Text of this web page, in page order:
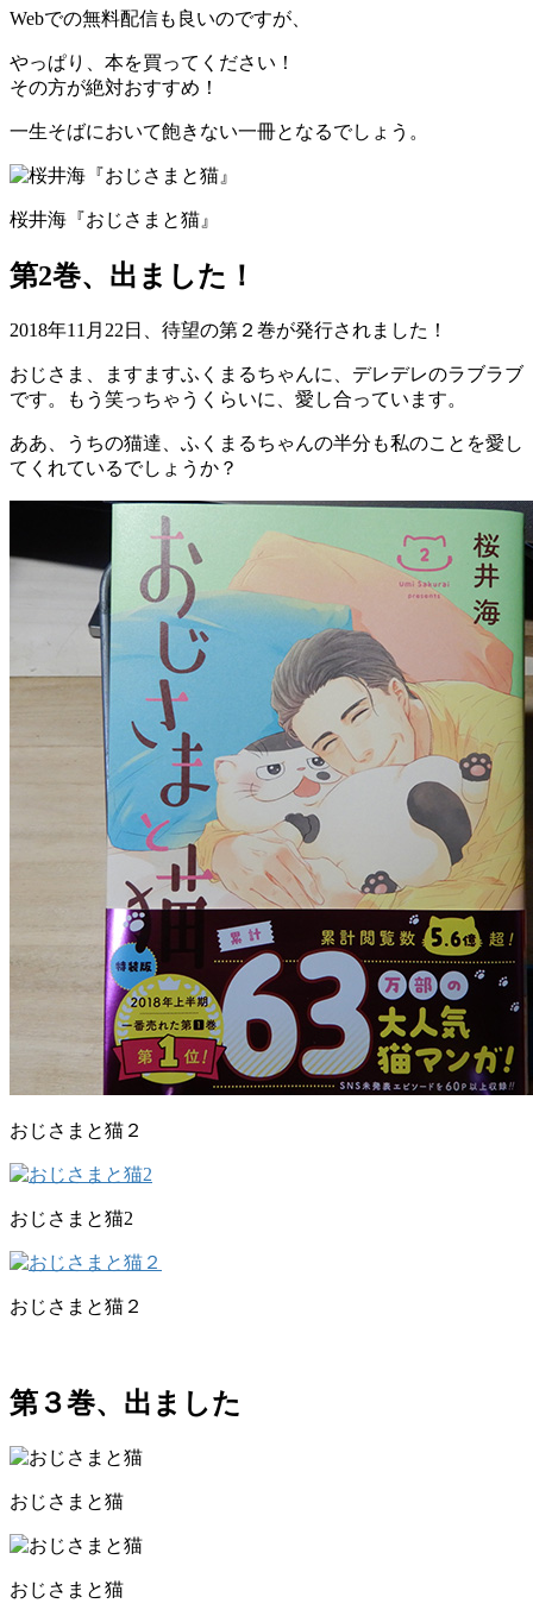
Webでの無料配信も良いのですが、
やっぱり、本を買ってください！
その方が絶対おすすめ！
一生そばにおいて飽きない一冊となるでしょう。
桜井海『おじさまと猫』
第2巻、出ました！
2018年11月22日、待望の第２巻が発行されました！
おじさま、ますますふくまるちゃんに、デレデレのラブラブ
です。もう笑っちゃうくらいに、愛し合っています。
ああ、うちの猫達、ふくまるちゃんの半分も私のことを愛し
てくれているでしょうか？
おじさまと猫２
おじさまと猫2
おじさまと猫２
第３巻、出ました
おじさまと猫
おじさまと猫